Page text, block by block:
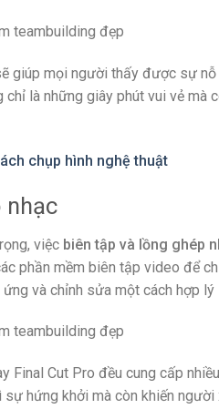
giúp mọi người thấy được sự
chỉ là những giây phút vui vẻ mà
chụp hình nghệ thuật
nhạc
việc biên tập và lồng ghép
phần mềm biên tập video để
và chỉnh sửa một cách hợp lý
Final Cut Pro đều cung cấp
hứng khởi mà còn khiến